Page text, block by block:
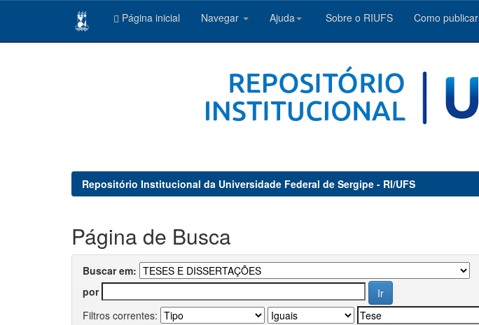
Página inicial Navegar Ajuda Sobre o RIUFS Como publicar
Repositório Institucional da Universidade Federal de Sergipe - RI/UFS
Página de Busca
Buscar em:
por
Filtros correntes: